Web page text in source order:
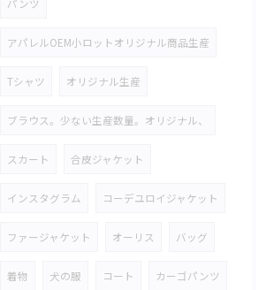
パンツ
アパレルOEM小ロットオリジナル商品生産
Tシャツ オリジナル生産
ブラウス。少ない生産数量。オリジナル、
スカート 合皮ジャケット
インスタグラム コーデユロイジャケット
ファージャケット オーリス バッグ
着物 犬の服 コート カーゴパンツ